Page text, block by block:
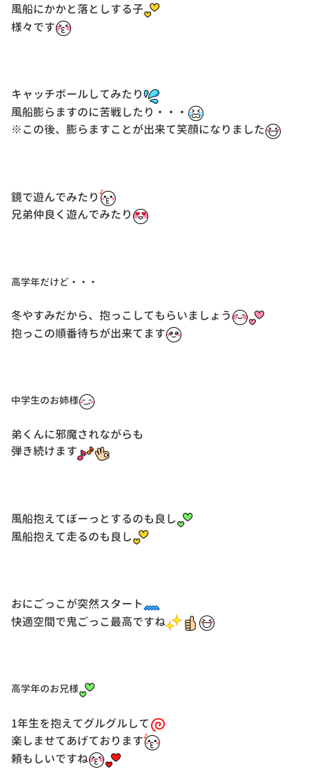
風船にかかと落としする子
様々です
キャッチボールしてみたり
風船膨らますのに苦戦したり・・・
※この後、膨らますことが出来て笑顔になりました
鏡で遊んでみたり
兄弟仲良く遊んでみたり
高学年だけど・・・
冬やすみだから、抱っこしてもらいましょう
抱っこの順番待ちが出来てます
中学生のお姉様
弟くんに邪魔されながらも
弾き続けます
風船抱えてぼーっとするのも良し
風船抱えて走るのも良し
おにごっこが突然スタート
快適空間で鬼ごっこ最高ですね
高学年のお兄様
1年生を抱えてグルグルして
楽しませてあげております
頼もしいですね